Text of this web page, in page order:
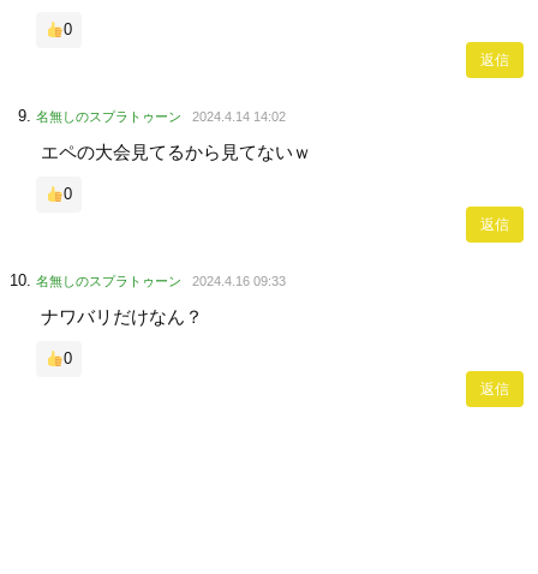
0
返信
名無しのスプラトゥーン 2024.4.14 14:02
エペの大会見てるから見てないｗ
0
返信
名無しのスプラトゥーン 2024.4.16 09:33
ナワバリだけなん？
0
返信